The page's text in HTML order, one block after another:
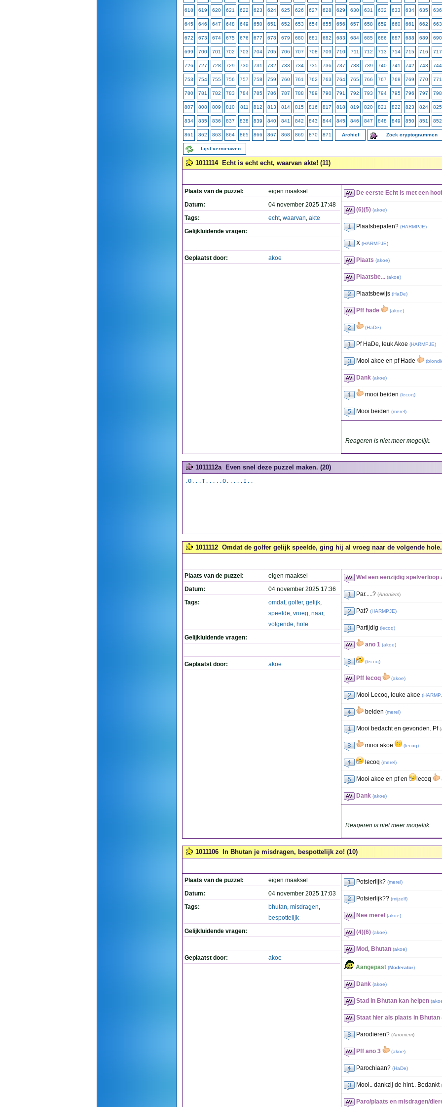
618 619 620 621 622 623 624 625 626 627 628 629 630 631 632 633 634 635 636
645 646 647 648 649 650 651 652 653 654 655 656 657 658 659 660 661 662 663
672 673 674 675 676 677 678 679 680 681 682 683 684 685 686 687 688 689 690
699 700 701 702 703 704 705 706 707 708 709 710 711 712 713 714 715 716 717
726 727 728 729 730 731 732 733 734 735 736 737 738 739 740 741 742 743 744
753 754 755 756 757 758 759 760 761 762 763 764 765 766 767 768 769 770 771
780 781 782 783 784 785 786 787 788 789 790 791 792 793 794 795 796 797 798
807 808 809 810 811 812 813 814 815 816 817 818 819 820 821 822 823 824 825
834 835 836 837 838 839 840 841 842 843 844 845 846 847 848 849 850 851 852
861 862 863 864 865 866 867 868 869 870 871 Archief Zoek cryptogrammen
Lijst vernieuwen
1011114 Echt is echt echt, waarvan akte! (11)
Plaats van de puzzel:
eigen maaksel
Datum:
04 november 2025 17:48
Tags:
echt, waarvan, akte
Gelijkluidende vragen:
Geplaatst door: akoe
De eerste Echt is met een
(6)(5) (akoe)
Plaatsbepalen? (HARMPJE)
X (HARMPJE)
Plaats (akoe)
Plaatsbe... (akoe)
Plaatsbewijs (HaDe)
Pff hade (akoe)
(HaDe)
Pf HaDe, leuk Akoe (HARMPJE)
Mooi akoe en pf Hade (
Dank (akoe)
mooi beiden (lecoq)
Mooi beiden (merel)
Reageren is niet meer mogelijk.
1011112a Even snel deze puzzel maken. (20)
.O...T.....O.....I..
1011112 Omdat de golfer gelijk speelde, ging hij al vroeg naar de volgende
Plaats van de puzzel:
eigen maaksel
Datum:
04 november 2025 17:36
Tags:
omdat, golfer, gelijk,
speelde, vroeg, naar,
volgende, hole
Gelijkluidende vragen:
Geplaatst door: akoe
Wel een eenzijdig spelverloop
Par.....? (Anoniem)
Pat? (HARMPJE)
Partijdig (lecoq)
ano 1 (akoe)
(lecoq)
Pff lecoq (akoe)
Mooi Lecoq, leuke akoe (
beiden (merel)
Mooi bedacht en gevonden. Pf (
mooi akoe (lecoq)
lecoq (merel)
Mooi akoe en pf en lecoq
Dank (akoe)
Reageren is niet meer mogelijk.
1011106 In Bhutan je misdragen, bespottelijk zo! (10)
Plaats van de puzzel:
eigen maaksel
Datum:
04 november 2025 17:03
Tags:
bhutan, misdragen,
bespottelijk
Gelijkluidende vragen:
Geplaatst door: akoe
Potsierlijk? (merel)
Potsierlijk?? (mijzelf)
Nee merel (akoe)
(4)(6) (akoe)
Mod, Bhutan (akoe)
Aangepast (Moderator)
Dank (akoe)
Stad in Bhutan kan helpen (
Staat hier als plaats in Bhutan
Parodiëren? (Anoniem)
Pff ano 3 (akoe)
Parochiaan? (HaDe)
Mooi.. dankzij de hint.. Bedankt (
Paro/plaats en misdragen/